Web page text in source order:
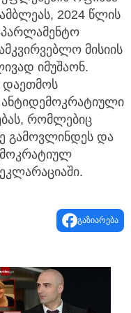
2024 წლის
მისიის
იმუშაონ.
დაეთმოს
ანტიდემოკრატიული
რომლებიც
გამოვლინდეს და
გაზიარება